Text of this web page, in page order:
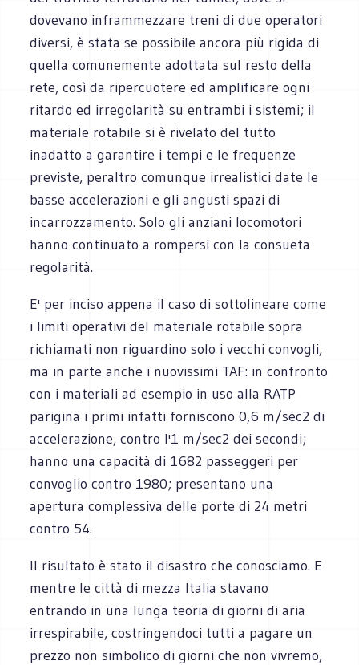
dovevano inframmezzare treni di due operatori
diversi, è stata se possibile ancora più rigida di
quella comunemente adottata sul resto della
rete, così da ripercuotere ed amplificare ogni
ritardo ed irregolarità su entrambi i sistemi; il
materiale rotabile si è rivelato del tutto
inadatto a garantire i tempi e le frequenze
previste, peraltro comunque irrealistici date le
basse accelerazioni e gli angusti spazi di
incarrozzamento. Solo gli anziani locomotori
hanno continuato a rompersi con la consueta
regolarità.
E' per inciso appena il caso di sottolineare come
i limiti operativi del materiale rotabile sopra
richiamati non riguardino solo i vecchi convogli,
ma in parte anche i nuovissimi TAF: in confronto
con i materiali ad esempio in uso alla RATP
parigina i primi infatti forniscono 0,6 m/sec2 di
accelerazione, contro l'1 m/sec2 dei secondi;
hanno una capacità di 1682 passeggeri per
convoglio contro 1980; presentano una
apertura complessiva delle porte di 24 metri
contro 54.
Il risultato è stato il disastro che conosciamo. E
mentre le città di mezza Italia stavano
entrando in una lunga teoria di giorni di aria
irrespirabile, costringendoci tutti a pagare un
prezzo non simbolico di giorni che non vivremo,